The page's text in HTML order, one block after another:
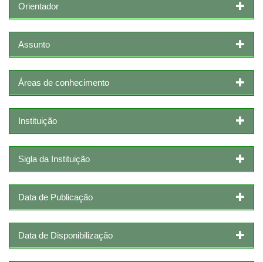
Orientador
Assunto
Áreas de conhecimento
Instituição
Sigla da Instituição
Data de Publicação
Data de Disponibilização